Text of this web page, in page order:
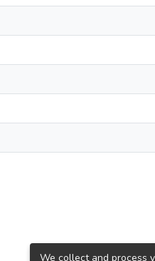
We collect and process